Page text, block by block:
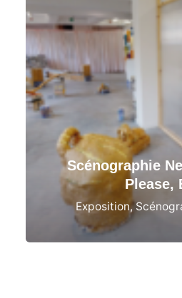
Scénographie
Please,
Exposition